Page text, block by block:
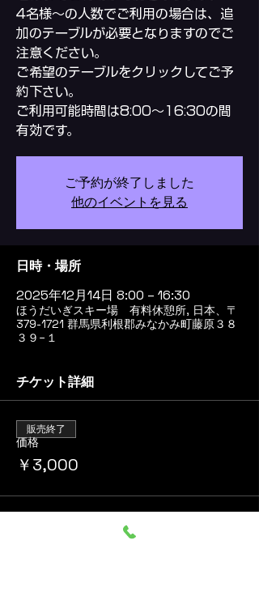
4名様～の人数でご利用の場合は、追
加のテーブルが必要となりますのでご
注意ください。
ご希望のテーブルをクリックしてご予
約下さい。
ご利用可能時間は8:00～16:30の間
ご予約が終了しました
他のイベントを見る
日時・場所
2025年12月14日 8:00 – 16:30
ほうだいぎスキー場 有料休憩所, 日本、〒
379-1721 群馬県利根郡みなかみ町藤原３８
３９−１
チケット詳細
価格
￥3,000
販売終了